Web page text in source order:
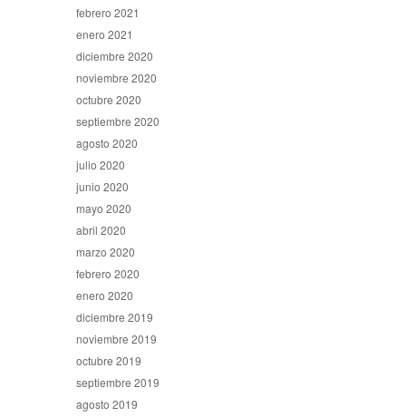
febrero 2021
enero 2021
diciembre 2020
noviembre 2020
octubre 2020
septiembre 2020
agosto 2020
julio 2020
junio 2020
mayo 2020
abril 2020
marzo 2020
febrero 2020
enero 2020
diciembre 2019
noviembre 2019
octubre 2019
septiembre 2019
agosto 2019